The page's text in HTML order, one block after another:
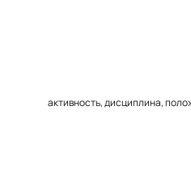
активность, дисциплина,